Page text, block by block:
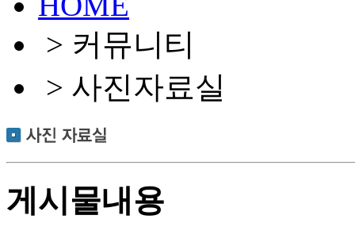
> 커뮤니티
> 사진자료실
게시물내용